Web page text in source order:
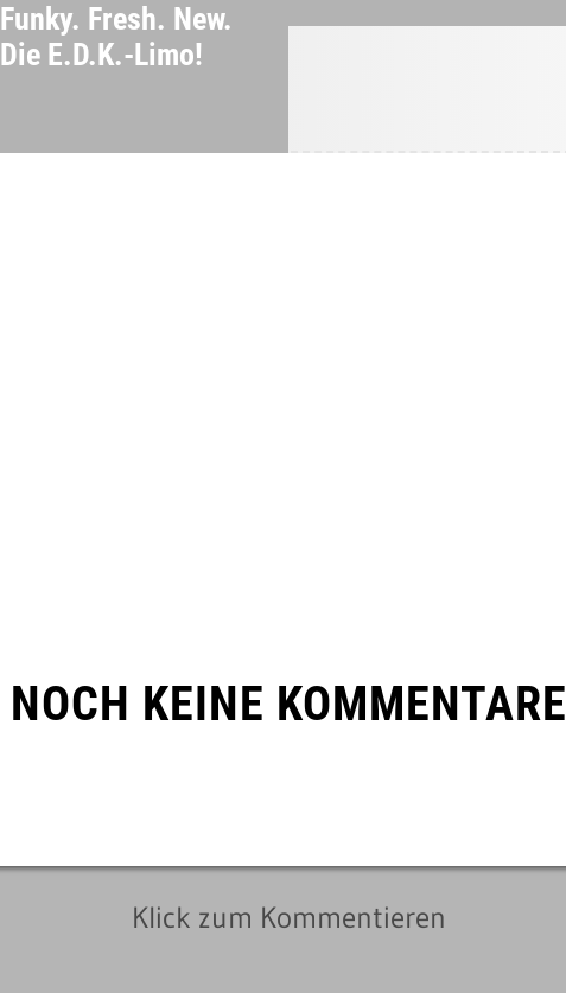
Funky. Fresh. New.
Die E.D.K.-Limo!
NOCH KEINE KOMMENTARE